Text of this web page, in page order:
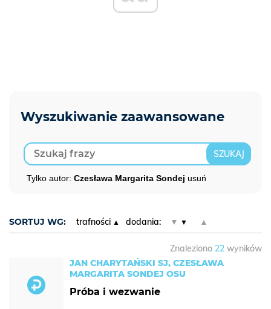
Tylko autor: Czesława Margarita Sondej usuń
SORTUJ WG: trafności dodania: ▼ ▲
Znaleziono 22 wyników
JAN CHARYTAŃSKI SJ, CZESŁAWA
MARGARITA SONDEJ OSU
Próba i wezwanie